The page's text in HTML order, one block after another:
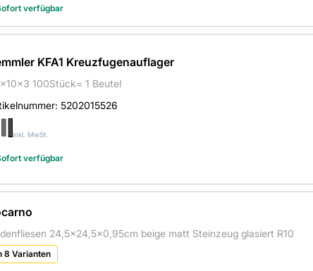
verfügbar
KFA1 Kreuzfugenauflager
50x10x3 100Stück= 1 Beutel
5202015526
inkl. MwSt.
verfügbar
24,5x24,5x0,95cm beige matt Steinzeug glasiert R10
8 Varianten